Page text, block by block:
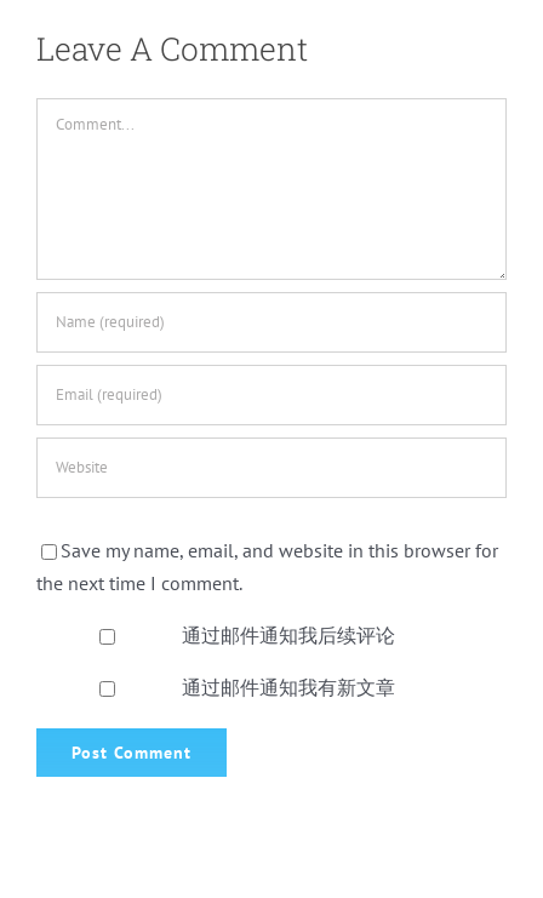
Leave A Comment
Comment
Save my name, email, and website in this browser for
the next time I comment.
通过邮件通知我后续评论
通过邮件通知我有新文章